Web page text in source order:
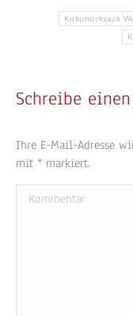
Kulturrucksack
Schreibe
Ihre E-Mail-Adresse
mit * markiert.
Kommentar